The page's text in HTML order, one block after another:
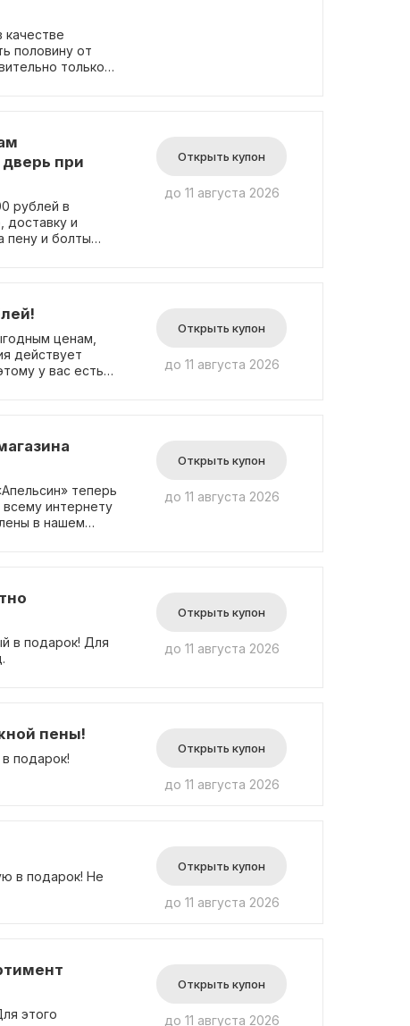
половину от
только
при
рублей в
доставку и
пену и болты
Открыть купон
до 11 августа 2026
ценам,
действует
у вас есть
Открыть купон
до 11 августа 2026
теперь
интернету
в нашем
вам нравится, и
Открыть купон
до 11 августа 2026
в подарок! Для
Открыть купон
до 11 августа 2026
пены!
подарок!
Открыть купон
до 11 августа 2026
в подарок! Не
Открыть купон
до 11 августа 2026
этого
Открыть купон
до 11 августа 2026